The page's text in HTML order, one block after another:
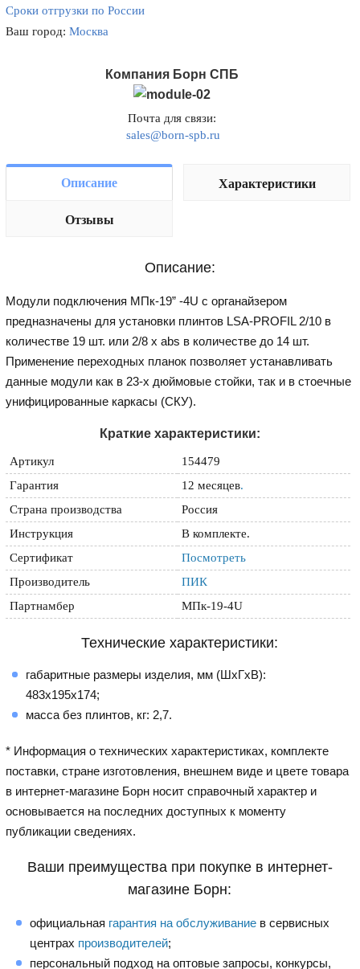
Сроки отгрузки по России
Ваш город:Москва
Компания Борн СПБ
Почта для связи:
sales@born-spb.ru
Описание Характеристики
Отзывы
Описание:
Модули подключения МПк-19” -4U c органайзером
предназначены для установки плинтов LSA-PROFIL 2/10 в
количестве 19 шт. или 2/8 х abs в количестве до 14 шт.
Применение переходных планок позволяет устанавливать
данные модули как в 23-х дюймовые стойки, так и в стоечные
унифицированные каркасы (СКУ).
Краткие характеристики:
Артикул
154479
Гарантия
12 месяцев.
Страна производства
Россия
Инструкция
В комплекте.
Сертификат
Посмотреть
Производитель
ПИК
Партнамбер
МПк-19-4U
Технические характеристики:
габаритные размеры изделия, мм (ШхГхВ):
483х195х174;
масса без плинтов, кг: 2,7.
* Информация о технических характеристиках, комплекте
поставки, стране изготовления, внешнем виде и цвете товара
в интернет-магазине Борн носит справочный характер и
основывается на последних доступных к моменту
публикации сведениях.
Ваши преимущества при покупке в интернет-
магазине Борн:
официальная гарантия на обслуживание в сервисных
центрах производителей;
персональный подход на оптовые запросы, конкурсы,